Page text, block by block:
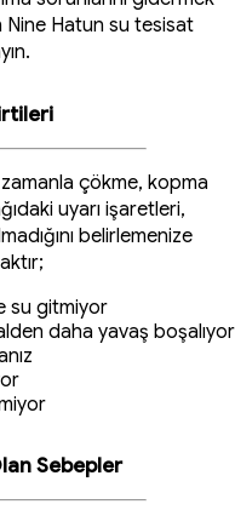
Hatun su tesisat
çökme, kopma
uyarı işaretleri,
belirlemenize
su gitmiyor
daha yavaş boşalıyor
Sebepler